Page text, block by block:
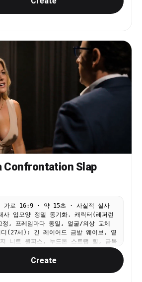
러운 톤. 은행/꽃잎이 미풍에 자연스럽
에 반사광, 섬세한 공기감. 부드럽고
스러운 기식음 질감, 가짜 입모양/어긋
계 감정 곡선으로 점층, 끊김 없이. 눈
빛나거나 동공 이상 금지. 바람/낙엽/
제 물리에 맞게 부드럽게. 끝은 검은
스럽게 정지. 자막/워터마크/문자 없음.
a character receives the
smile, and says 'thank
cross-cultural warm
passing of goodwill between
the previous character
out of frame and the next
it in a new scene, or a fast
blur, or foreground occlusion
transition, keeping the
- a 'one shot around
style: handheld tracking,
fast push-pull, mixing close
real ambient sound, cinematic
Background music warm,
travel feel, gently fading
a girl takes a rose, looks
saying naturally '谢谢!';
from the right and she lifts
a man takes a carnation,
'Thank you!'; a whip-pan carries
3 (@Image3) a Mexican
lively: an older woman takes
presses her hands together,
the camera sweeps past stalls
on the moment she takes the
an Indonesian village,
a child takes a frangipani,
Confrontation Slap
로 16:9 · 약 15초 · 사실적 실사
입모양 정밀 동기화. 캐릭터(레퍼런
정, 프레임마다 동일, 얼굴/의상 교체
(27세): 긴 레이어드 금발 웨이브, 옅
니트 원피스, 누드톤 스트랩 힐, 금목
만 이 장면에선 날카롭게 폭발한다. -
짙은 곱슬머리에 약간 벗겨진 이마, 검
이비 슬림 정장 재킷+흰 셔츠+울 슬랙
신만만하지만 이 장면에선 당황해 쩔
Create